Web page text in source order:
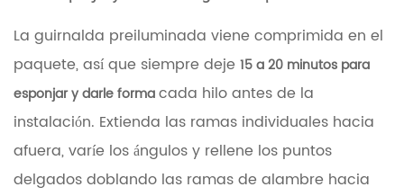
La guirnalda preiluminada viene comprimida en el
paquete, así que siempre deje 15 a 20 minutos para
esponjar y darle formacada hilo antes de la
instalación. Extienda las ramas individuales hacia
afuera, varíe los ángulos y rellene los puntos
delgados doblando las ramas de alambre hacia